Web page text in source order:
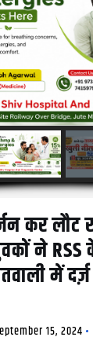
कर लौट
ने
में
15, 2024